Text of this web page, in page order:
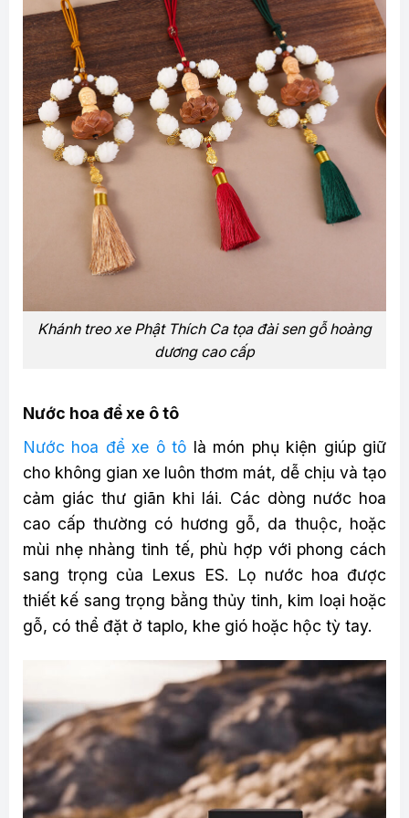
Khánh treo xe Phật Thích Ca tọa đài sen gỗ hoàng
dương cao cấp
Nước hoa để xe ô tô
Nước hoa để xe ô tô là món phụ kiện giúp giữ
cho không gian xe luôn thơm mát, dễ chịu và tạo
cảm giác thư giãn khi lái. Các dòng nước hoa
cao cấp thường có hương gỗ, da thuộc, hoặc
mùi nhẹ nhàng tinh tế, phù hợp với phong cách
sang trọng của Lexus ES. Lọ nước hoa được
thiết kế sang trọng bằng thủy tinh, kim loại hoặc
gỗ, có thể đặt ở taplo, khe gió hoặc hộc tỳ tay.